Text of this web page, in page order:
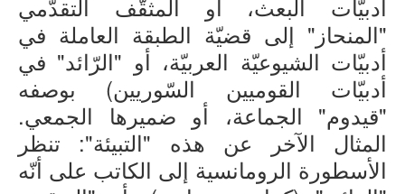
أدبيّات البعث، أو المثقّف التقدّمي
"المنحاز" إلى قضيّة الطبقة العاملة في
أدبيّات الشيوعيّة العربيّة، أو "الرّائد" في
أدبيّات القوميين السّوريين) بوصفه
"قيدوم" الجماعة، أو ضميرها الجمعي.
المثال الآخر عن هذه "التبيئة": تنظر
الأسطورة الرومانسية إلى الكاتب على أنّه